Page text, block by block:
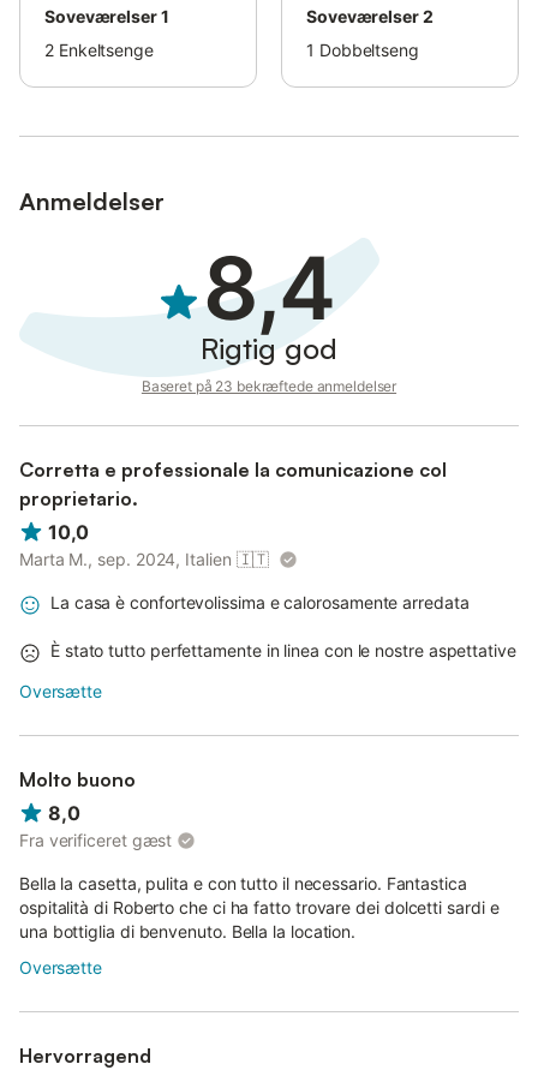
Soveværelser 1
2 Enkeltsenge
Soveværelser 2
1 Dobbeltseng
Anmeldelser
8,4
Rigtig god
Baseret på 23 bekræftede anmeldelser
Corretta e professionale la comunicazione col
proprietario.
10,0
Marta M., sep. 2024, Italien 🇮🇹
La casa è confortevolissima e calorosamente arredata
È stato tutto perfettamente in linea con le nostre aspettative
Oversætte
Molto buono
8,0
Fra verificeret gæst
Bella la casetta, pulita e con tutto il necessario. Fantastica
ospitalità di Roberto che ci ha fatto trovare dei dolcetti sardi e
una bottiglia di benvenuto. Bella la location.
Oversætte
Hervorragend